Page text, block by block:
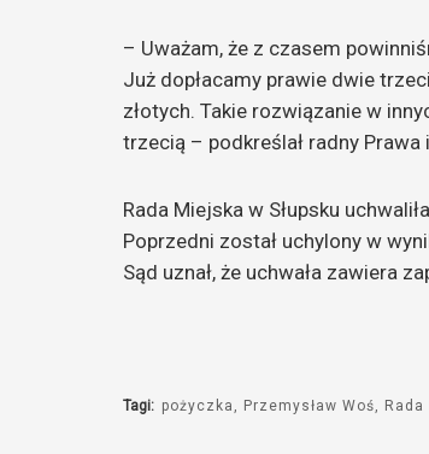
– Uważam, że z czasem
Już dopłacamy prawie dwie
złotych. Takie rozwiązanie w
trzecią – podkreślał radny
Rada Miejska w Słupsku
Poprzedni został uchylony w
Sąd uznał, że uchwała zawiera
Tagi: pożyczka Przemysław Woś Rada